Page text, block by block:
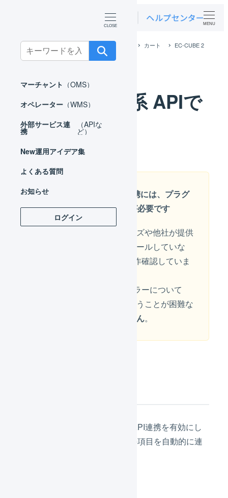
Search
for:
マーチャント （OMS）
オペレーター （WMS）
外部サービス連
携
（APIな
ど）
New運用アイデア集
よくある質問
お知らせ
ログイン
MENU
外部サービス連携（APIなど） カート
EC-CUBE 2
EC-CUBE 2系 APIで連携
EC-CUBE 2系 APIで
連携
EC-CUBEでのAPI連携には、プラグ
インのインストールが必要です
プラグインは、カスタマイズや他社が提供
するプラグインをインストールしていな
い、EC-CUBE 2.13.5で動作確認していま
EC-CUBE側で発生するエラーについて
は、弊社で原因の特定を行うことが困難な
サポートはできません。
LOGILESSとEC-CUBE 2系のAPI連携を有効にし
た場合、その設定に応じて次の項目を自動的に連